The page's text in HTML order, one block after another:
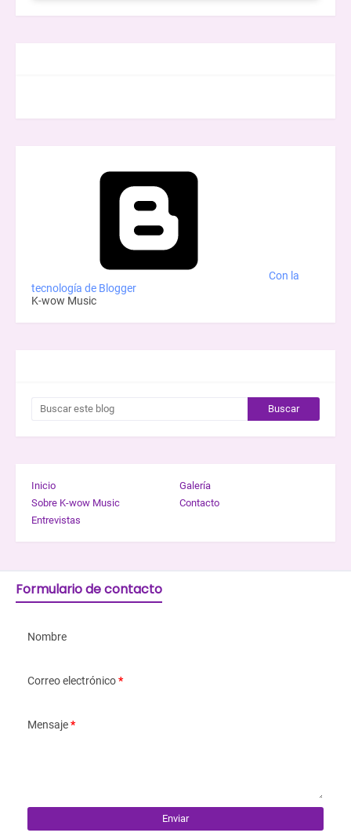
Con la
tecnología de Blogger
K-wow Music
Inicio
Galería
Sobre K-wow Music
Contacto
Entrevistas
Formulario de contacto
Nombre
Correo electrónico*
Mensaje*